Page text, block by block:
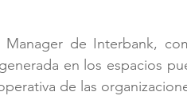
de Interbank,
en los espacios
de las